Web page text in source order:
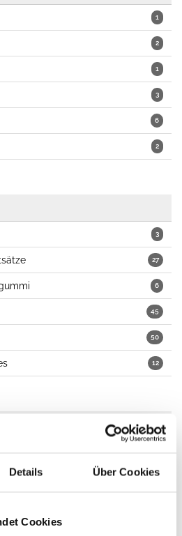
Details Über Cookies
Cookies
1
2
1
3
6
2
3
27
6
45
50
12
und Kupplungssets
10
Hydraulik